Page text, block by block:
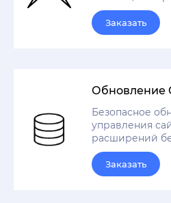
Заказать
Обновление
Безопасное
управления
расширений
Заказать